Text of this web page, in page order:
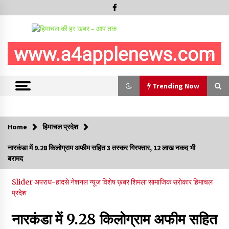
Trending Now
IGMC शिमला को मिलेगी स्पैक्ट, सेल सेपरेटर और 256-स्लाइस सीटी
स्कैन मशीन, स्वास्थ्य उपकरणों और आधारभूत अधोसंरचना के लिए जारी किए
09/08/2026
09/08/2026
Home हिमाचल प्रदेश
नारकंडा में 9.28 किलोग्राम अफीम सहित 3 तस्कर गिरफ्तार, 12 लाख नकद भी
बरामद
Sliderअपराध-हादसेनेशनल न्यूजविशेष ख़बरशिमलासामाजिक सरोकारहिमाचल
प्रदेश
नारकंडा में 9.28 किलोग्राम अफीम सहित